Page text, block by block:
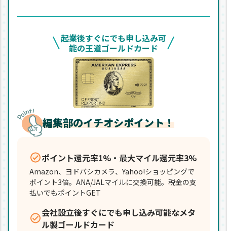
起業後すぐにでも申し込み可
能の王道ゴールドカード
編集部のイチオシポイント！
ポイント還元率1%・最大マイル還元率3%
Amazon、ヨドバシカメラ、Yahoo!ショッピングで
ポイント3倍。ANA/JALマイルに交換可能。税金の支
払いでもポイントGET
会社設立後すぐにでも申し込み可能なメタ
ル製ゴールドカード